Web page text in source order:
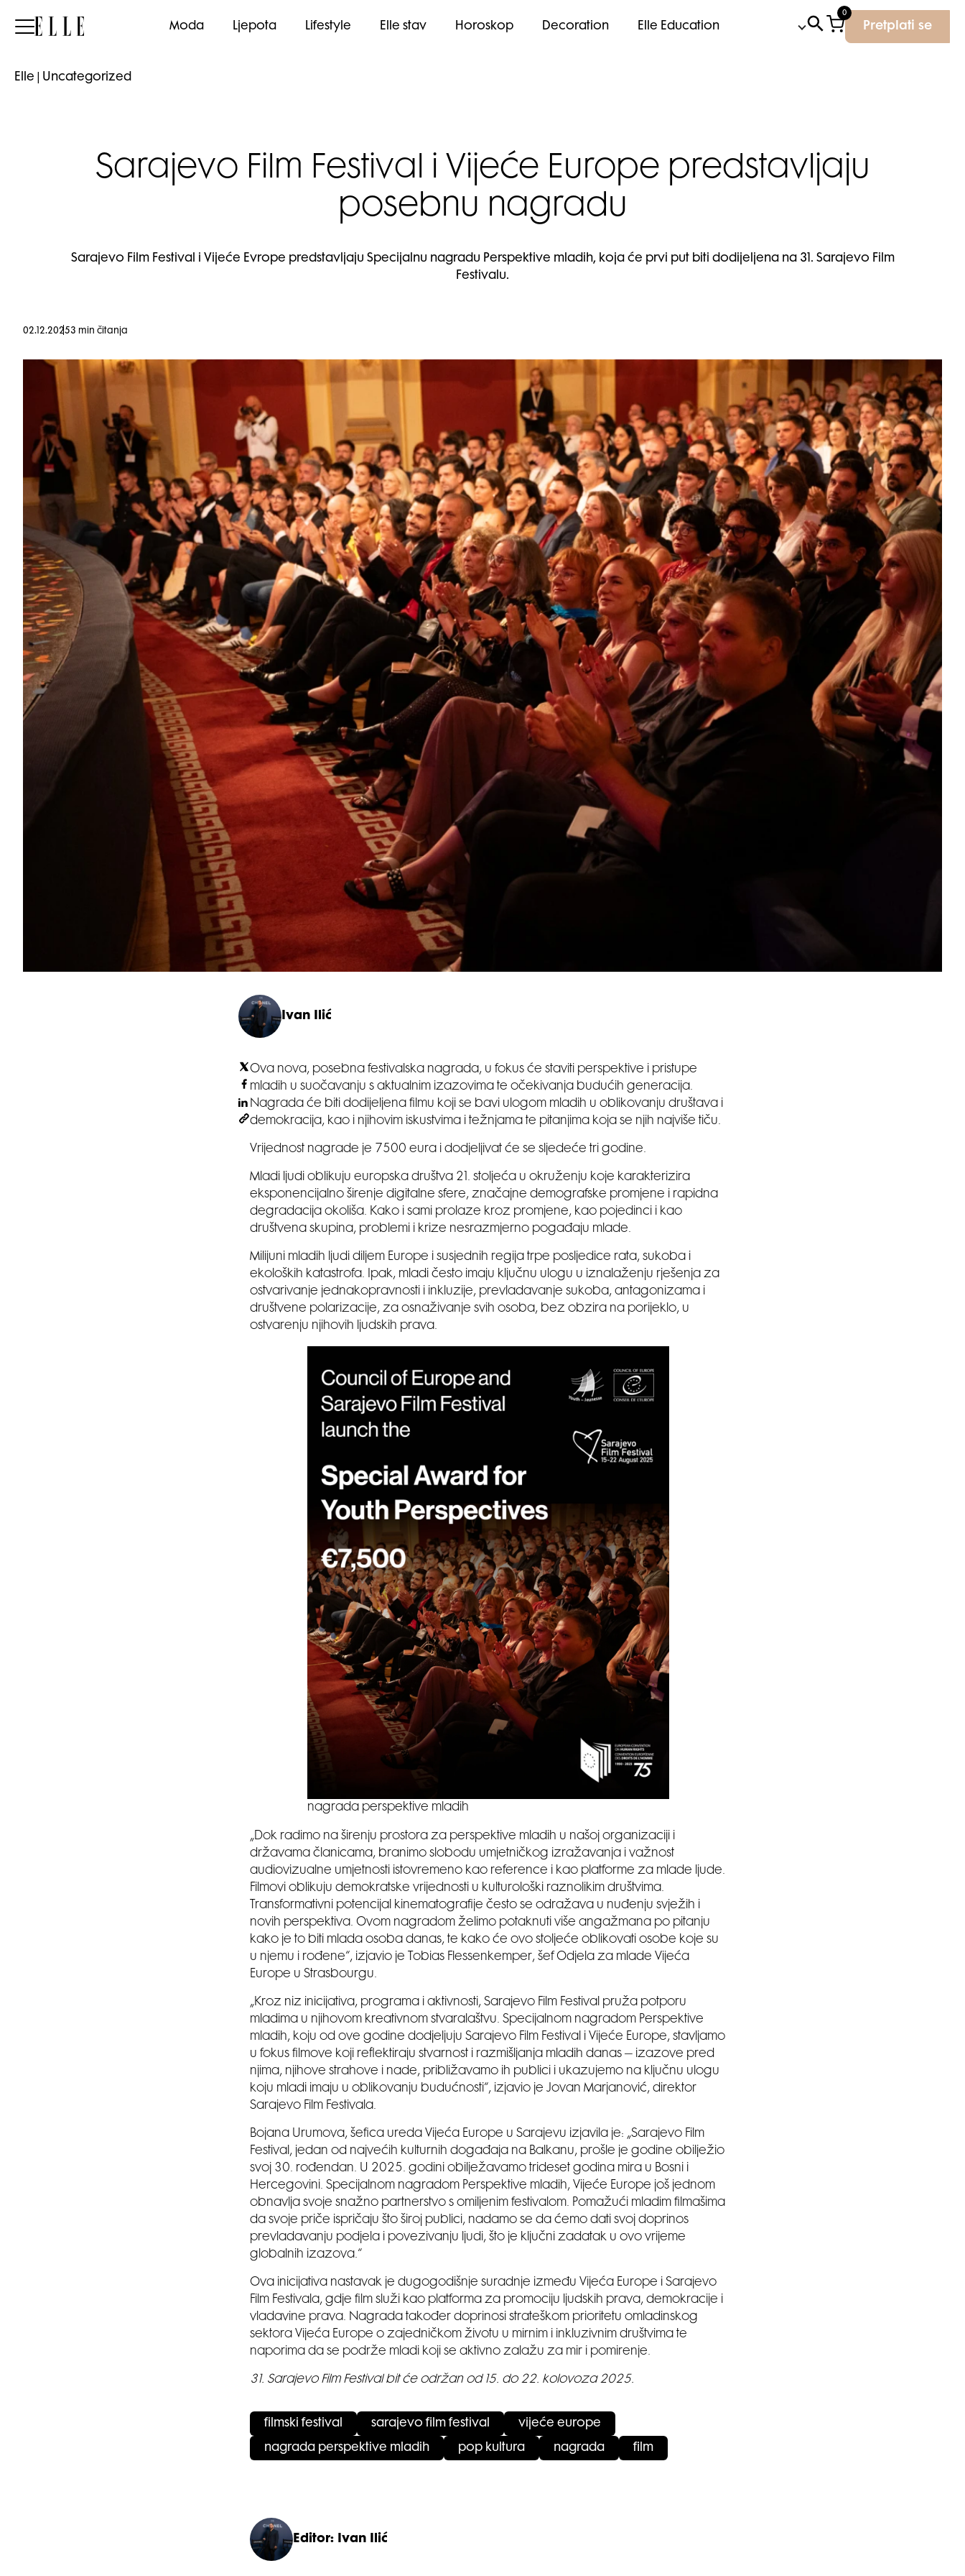
Elle Moda Ljepota Lifestyle Elle stav Horoskop Decoration Elle Education
0
Pretplati se
Elle Uncategorized
Sarajevo Film Festival i Vijeće Europe predstavljaju
posebnu nagradu
Sarajevo Film Festival i Vijeće Evrope predstavljaju Specijalnu nagradu Perspektive mladih, koja će prvi put biti dodijeljena na 31. Sarajevo Film
Festivalu.
02.12.20253 min čitanja
Ivan Ilić
Ova nova, posebna festivalska nagrada, u fokus će staviti perspektive i pristupe
mladih u suočavanju s aktualnim izazovima te očekivanja budućih generacija.
Nagrada će biti dodijeljena filmu koji se bavi ulogom mladih u oblikovanju društava i
demokracija, kao i njihovim iskustvima i težnjama te pitanjima koja se njih najviše tiču.
Vrijednost nagrade je 7500 eura i dodjeljivat će se sljedeće tri godine.
Mladi ljudi oblikuju europska društva 21. stoljeća u okruženju koje karakterizira
eksponencijalno širenje digitalne sfere, značajne demografske promjene i rapidna
degradacija okoliša. Kako i sami prolaze kroz promjene, kao pojedinci i kao
društvena skupina, problemi i krize nesrazmjerno pogađaju mlade.
Milijuni mladih ljudi diljem Europe i susjednih regija trpe posljedice rata, sukoba i
ekoloških katastrofa. Ipak, mladi često imaju ključnu ulogu u iznalaženju rješenja za
ostvarivanje jednakopravnosti i inkluzije, prevladavanje sukoba, antagonizama i
društvene polarizacije, za osnaživanje svih osoba, bez obzira na porijeklo, u
ostvarenju njihovih ljudskih prava.
nagrada perspektive mladih
„Dok radimo na širenju prostora za perspektive mladih u našoj organizaciji i
državama članicama, branimo slobodu umjetničkog izražavanja i važnost
audiovizualne umjetnosti istovremeno kao reference i kao platforme za mlade ljude.
Filmovi oblikuju demokratske vrijednosti u kulturološki raznolikim društvima.
Transformativni potencijal kinematografije često se odražava u nuđenju svježih i
novih perspektiva. Ovom nagradom želimo potaknuti više angažmana po pitanju
kako je to biti mlada osoba danas, te kako će ovo stoljeće oblikovati osobe koje su
u njemu i rođene“, izjavio je Tobias Flessenkemper, šef Odjela za mlade Vijeća
Europe u Strasbourgu.
„Kroz niz inicijativa, programa i aktivnosti, Sarajevo Film Festival pruža potporu
mladima u njihovom kreativnom stvaralaštvu. Specijalnom nagradom Perspektive
mladih, koju od ove godine dodjeljuju Sarajevo Film Festival i Vijeće Europe, stavljamo
u fokus filmove koji reflektiraju stvarnost i razmišljanja mladih danas – izazove pred
njima, njihove strahove i nade, približavamo ih publici i ukazujemo na ključnu ulogu
koju mladi imaju u oblikovanju budućnosti“, izjavio je Jovan Marjanović, direktor
Sarajevo Film Festivala.
Bojana Urumova, šefica ureda Vijeća Europe u Sarajevu izjavila je: „Sarajevo Film
Festival, jedan od najvećih kulturnih događaja na Balkanu, prošle je godine obilježio
svoj 30. rođendan. U 2025. godini obilježavamo trideset godina mira u Bosni i
Hercegovini. Specijalnom nagradom Perspektive mladih, Vijeće Europe još jednom
obnavlja svoje snažno partnerstvo s omiljenim festivalom. Pomažući mladim filmašima
da svoje priče ispričaju što široj publici, nadamo se da ćemo dati svoj doprinos
prevladavanju podjela i povezivanju ljudi, što je ključni zadatak u ovo vrijeme
globalnih izazova.“
Ova inicijativa nastavak je dugogodišnje suradnje između Vijeća Europe i Sarajevo
Film Festivala, gdje film služi kao platforma za promociju ljudskih prava, demokracije i
vladavine prava. Nagrada također doprinosi strateškom prioritetu omladinskog
sektora Vijeća Europe o zajedničkom životu u mirnim i inkluzivnim društvima te
naporima da se podrže mladi koji se aktivno zalažu za mir i pomirenje.
31. Sarajevo Film Festival bit će održan od 15. do 22. kolovoza 2025.
filmski festival sarajevo film festival vijeće europe
nagrada perspektive mladih pop kultura nagrada film
Editor: Ivan Ilić